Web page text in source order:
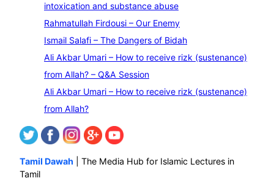
intoxication and substance abuse
Rahmatullah Firdousi – Our Enemy
Ismail Salafi – The Dangers of Bidah
Ali Akbar Umari – How to receive rizk (sustenance)
from Allah? – Q&A Session
Ali Akbar Umari – How to receive rizk (sustenance)
from Allah?
Tamil Dawah | The Media Hub for Islamic Lectures in
Tamil